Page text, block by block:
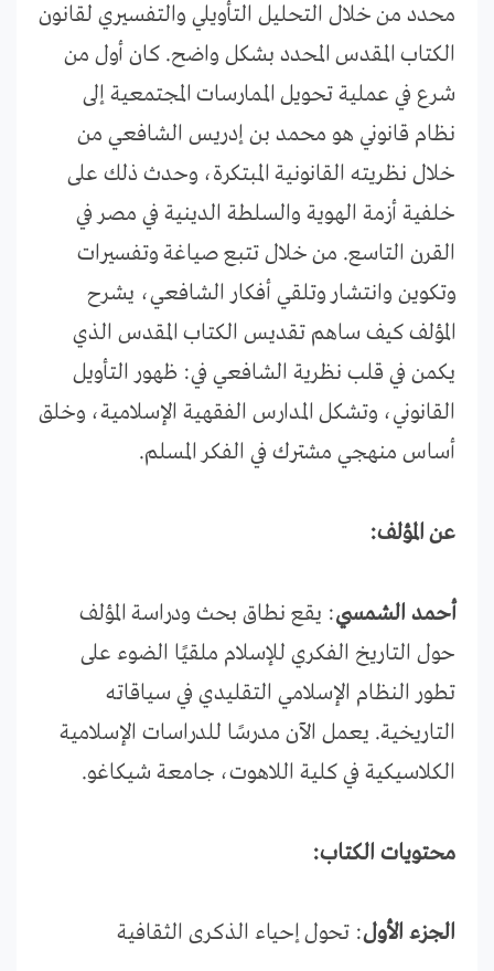
محدد من خلال التحليل التأويلي والتفسيري لقانون
الكتاب المقدس المحدد بشكل واضح. كان أول من
شرع في عملية تحويل الممارسات المجتمعية إلى
نظام قانوني هو محمد بن إدريس الشافعي من
خلال نظريته القانونية المبتكرة، وحدث ذلك على
خلفية أزمة الهوية والسلطة الدينية في مصر في
القرن التاسع. من خلال تتبع صياغة وتفسيرات
وتكوين وانتشار وتلقي أفكار الشافعي، يشرح
المؤلف كيف ساهم تقديس الكتاب المقدس الذي
يكمن في قلب نظرية الشافعي في: ظهور التأويل
القانوني، وتشكل المدارس الفقهية الإسلامية، وخلق
أساس منهجي مشترك في الفكر المسلم.
عن المؤلف:
أحمد الشمسي: يقع نطاق بحث ودراسة المؤلف
حول التاريخ الفكري للإسلام ملقيًا الضوء على
تطور النظام الإسلامي التقليدي في سياقاته
التاريخية. يعمل الآن مدرسًا للدراسات الإسلامية
الكلاسيكية في كلية اللاهوت، جامعة شيكاغو.
محتويات الكتاب:
الجزء الأول: تحول إحياء الذكرى الثقافية